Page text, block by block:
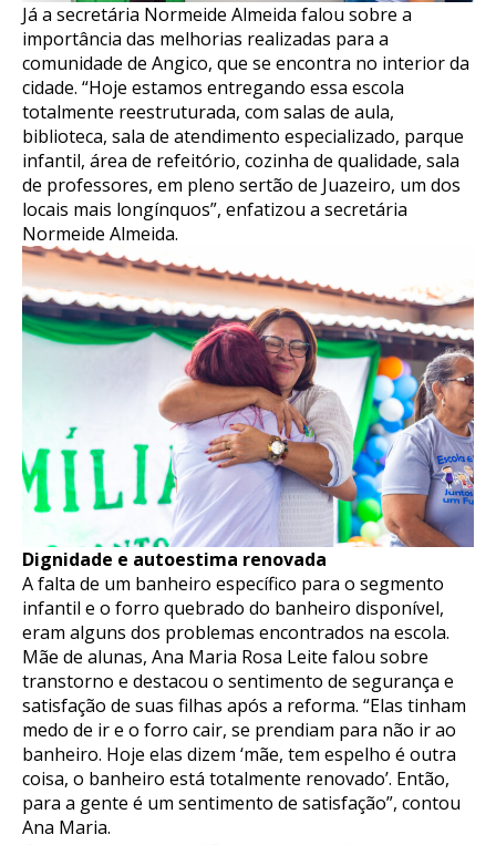
Já a secretária Normeide Almeida falou sobre a
importância das melhorias realizadas para a
comunidade de Angico, que se encontra no interior da
cidade. “Hoje estamos entregando essa escola
totalmente reestruturada, com salas de aula,
biblioteca, sala de atendimento especializado, parque
infantil, área de refeitório, cozinha de qualidade, sala
de professores, em pleno sertão de Juazeiro, um dos
locais mais longínquos”, enfatizou a secretária
Normeide Almeida.
Dignidade e autoestima renovada
A falta de um banheiro específico para o segmento
infantil e o forro quebrado do banheiro disponível,
eram alguns dos problemas encontrados na escola.
Mãe de alunas, Ana Maria Rosa Leite falou sobre
transtorno e destacou o sentimento de segurança e
satisfação de suas filhas após a reforma. “Elas tinham
medo de ir e o forro cair, se prendiam para não ir ao
banheiro. Hoje elas dizem ‘mãe, tem espelho é outra
coisa, o banheiro está totalmente renovado’. Então,
para a gente é um sentimento de satisfação”, contou
Ana Maria.